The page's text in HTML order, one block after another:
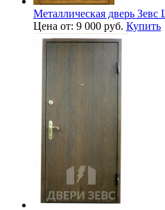
Металлическая дверь Зевс
Цена от: 9 000 руб. Купить